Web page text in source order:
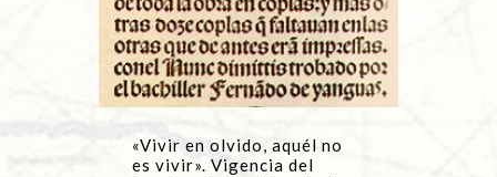
«Vivir en olvido, aquél no
es vivir». Vigencia del